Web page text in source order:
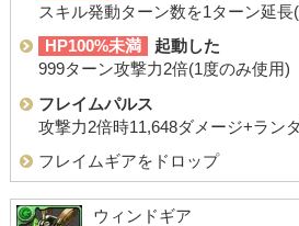
スキル発動ターン数を1ターン延長
HP100%未満
起動した
999ターン攻撃力2倍(1度のみ使用)
フレイムパルス
攻撃力2倍時11,648ダメージ+ラン
フレイムギアをドロップ
ウィンドギア